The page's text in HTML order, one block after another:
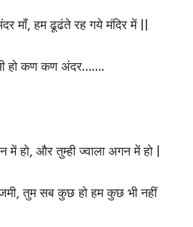
माँ, हम ढूढंते रह गये मंदिर में ||
हो कण कण अंदर…….
में हो, और तुम्ही ज्वाला अगन में हो |
तुम सब कुछ हो हम कुछ भी नहीं